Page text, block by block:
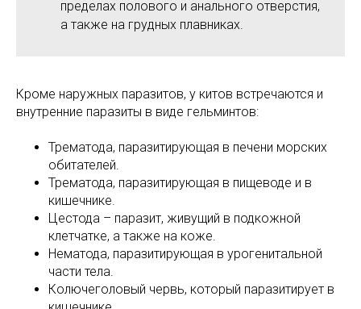
пределах полового и анального отверстия,
а также на грудных плавниках.
Кроме наружных паразитов, у китов встречаются и
внутренние паразиты в виде гельминтов:
Трематода, паразитирующая в печени морских
обитателей.
Трематода, паразитирующая в пищеводе и в
кишечнике.
Цестода – паразит, живущий в подкожной
клетчатке, а также на коже.
Нематода, паразитирующая в урогенитальной
части тела.
Колючеголовый червь, который паразитирует в